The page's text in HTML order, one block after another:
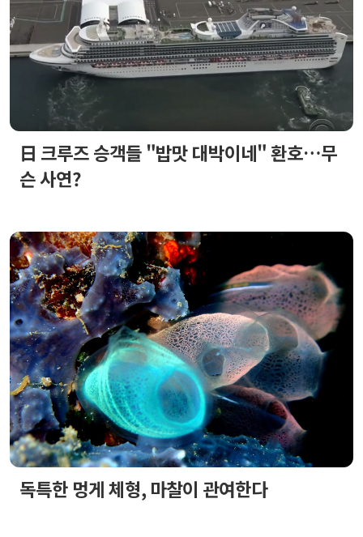
日 크루즈 승객들 "밥맛 대박이네" 환호…무
슨 사연?
독특한 멍게 체형, 마찰이 관여한다